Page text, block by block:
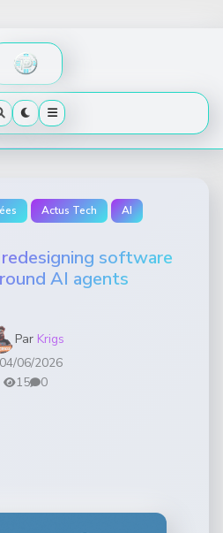
Actus Tech AI
software
AI agents
Par Krigs
04/06/2026
15
0